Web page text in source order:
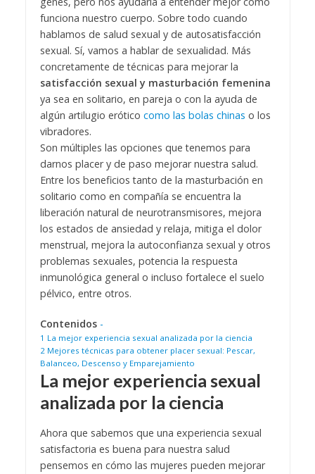
funciona nuestro cuerpo. Sobre todo cuando
hablamos de salud sexual y de autosatisfacción
sexual. Sí, vamos a hablar de sexualidad. Más
concretamente de técnicas para mejorar la
satisfacción sexual y masturbación femenina
ya sea en solitario, en pareja o con la ayuda de
algún artilugio erótico como las bolas chinas o los
vibradores.
Son múltiples las opciones que tenemos para
darnos placer y de paso mejorar nuestra salud.
Entre los beneficios tanto de la masturbación en
solitario como en compañía se encuentra la
liberación natural de neurotransmisores, mejora
los estados de ansiedad y relaja, mitiga el dolor
menstrual, mejora la autoconfianza sexual y otros
problemas sexuales, potencia la respuesta
inmunológica general o incluso fortalece el suelo
pélvico, entre otros.
Contenidos -
1 La mejor experiencia sexual analizada por la ciencia
2 Mejores técnicas para obtener placer sexual: Pescar,
Balanceo, Descenso y Emparejamiento
La mejor experiencia sexual
analizada por la ciencia
Ahora que sabemos que una experiencia sexual
satisfactoria es buena para nuestra salud
pensemos en cómo las mujeres pueden mejorar